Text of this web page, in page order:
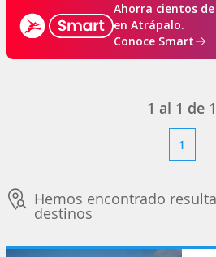
Ahorra cientos
en Atrápalo.
Conoce Smart
1 al 1 de 1
1
Hemos encontrado
destinos